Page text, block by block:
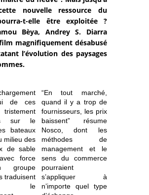
nouvelle ressource du
t-elle être exploitée ?
Bèya, Andrey S. Diarra
magnifiquement désabusé
l’évolution des paysages
de ces
tristement
sur le
bateaux
milieu des
de sable
force
groupe
traduisent
le
“En tout marché,
quand il y a trop de
fournisseurs, les prix
baissent” résume
Nosco, dont les
méthodes de
management et le
sens du commerce
pourraient
s’appliquer à
n’importe quel type